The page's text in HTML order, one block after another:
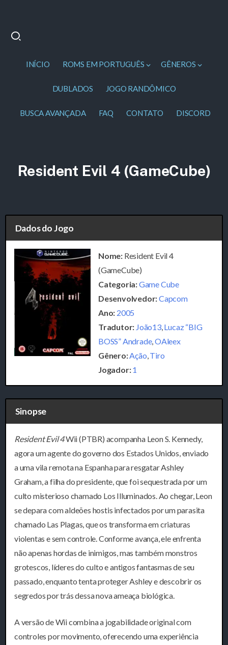
INÍCIO ROMS EM PORTUGUÊS GÊNEROS
DUBLADOS JOGO RANDÔMICO
BUSCA AVANÇADA FAQ CONTATO DISCORD
Resident Evil 4 (GameCube)
Dados do Jogo
Nome: Resident Evil 4
(GameCube)
Categoria:Game Cube
Desenvolvedor:Capcom
Ano: 2005
Tradutor: João13, Lucaz “BIG
BOSS” Andrade,OAleex
Gênero:Ação Tiro
Jogador:1
Sinopse
Resident Evil 4Wii (PTBR) acompanha Leon S. Kennedy,
agora um agente do governo dos Estados Unidos, enviado
a uma vila remota na Espanha para resgatar Ashley
Graham, a filha do presidente, que foi sequestrada por um
culto misterioso chamado Los Illuminados. Ao chegar, Leon
se depara com aldeões hostis infectados por um parasita
chamado Las Plagas, que os transforma em criaturas
violentas e sem controle. Conforme avança, ele enfrenta
não apenas hordas de inimigos, mas também monstros
grotescos, líderes do culto e antigos fantasmas de seu
passado, enquanto tenta proteger Ashley e descobrir os
segredos por trás dessa nova ameaça biológica.
A versão de Wii combina a jogabilidade original com
controles por movimento, oferecendo uma experiência